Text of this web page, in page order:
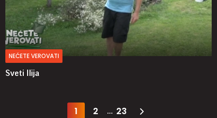
NEĆETE VEROVATI
Sveti Ilija
1 2 ... 23